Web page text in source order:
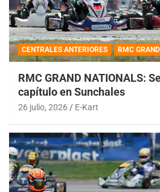
CENTRALES ANTERIORES RMC
RMC GRAND NATIONALS:
capítulo en Sunchales
26 julio, 2026 E-Kart